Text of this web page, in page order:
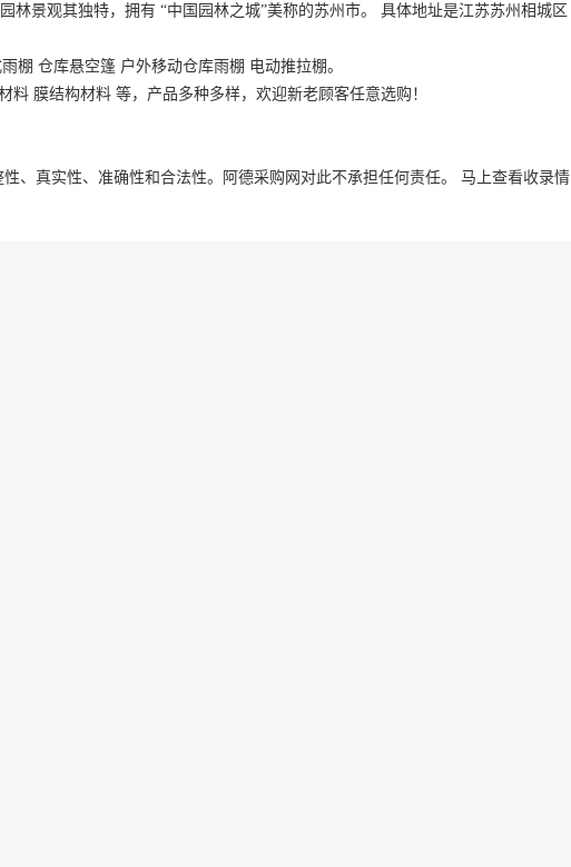
林景观其独特，拥有 “中国园林之城”美称的苏州市。 具体地址是江苏苏州 相城区
棚 仓库悬空篷 户外移动仓库雨棚 电动推拉棚。
膜结构材料 等，产品多种多样，欢迎新老顾客任意选购！
、真实性、准确性和合法性。阿德采购网对此不承担任何责任。
马上查看收录情